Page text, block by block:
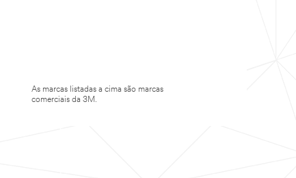
As marcas listadas a cima são marcas
comerciais da 3M.